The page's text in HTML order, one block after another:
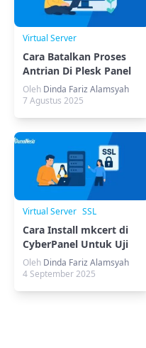
Virtual Server
Cara Batalkan Proses
Antrian Di Plesk Panel
Saat Ada Eror
Oleh Dinda Fariz Alamsyah
7 Agustus 2025
Virtual Server SSL
Cara Install mkcert di
CyberPanel Untuk Uji
Koneksi SSL
Oleh Dinda Fariz Alamsyah
4 September 2025